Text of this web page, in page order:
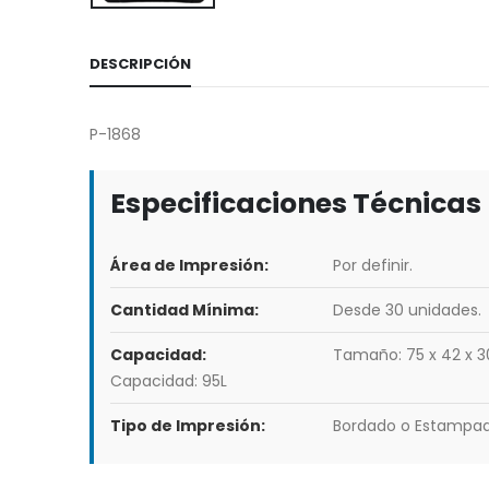
DESCRIPCIÓN
P-1868
Especificaciones Técnicas
Área de Impresión: Por definir.
Cantidad Mínima: Desde 30 unidades.
Capacidad:
Tamaño: 75 x 42 x
Capacidad: 95L
Tipo de Impresión: Bordado o